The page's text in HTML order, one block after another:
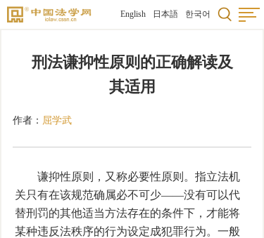
English 日本語 한국어
刑法谦抑性原则的正确解读及
其适用
作者： 屈学武
谦抑性原则，又称必要性原则。指立法机
关只有在该规范确属必不可少――没有可以代
替刑罚的其他适当方法存在的条件下，才能将
某种违反法秩序的行为设定成犯罪行为。一般